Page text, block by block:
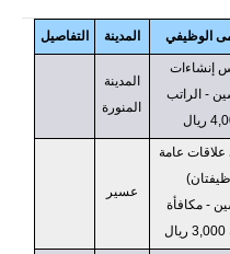
الوظيفي المدينة التفاصيل
إنشاءات
- الراتب
ريال
المدينة
المنورة
علاقات عامة
- مكافأة
عسير